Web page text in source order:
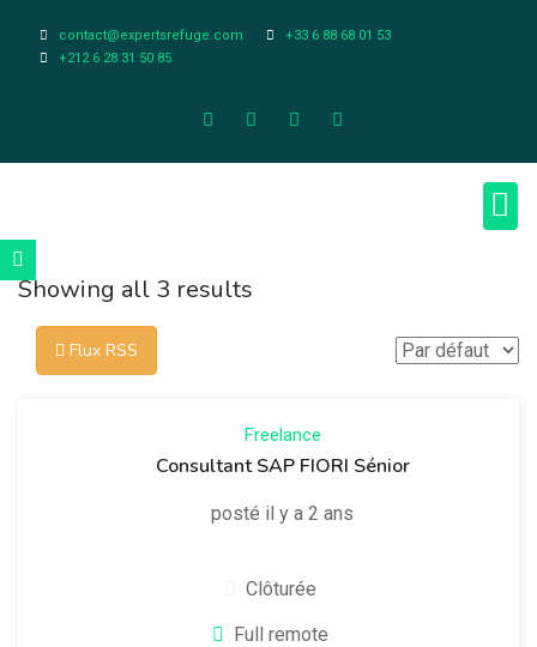
contact@expertsrefuge.com
+33 6 88 68 01 53
+212 6 28 31 50 85
Showing all 3 results
Flux RSS
Freelance
Consultant SAP FIORI Sénior
posté il y a 2 ans
Clôturée
Full remote